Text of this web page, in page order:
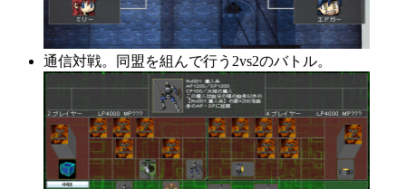
通信対戦。同盟を組んで行う2vs2のバトル。